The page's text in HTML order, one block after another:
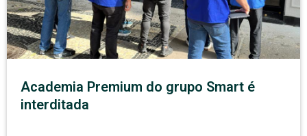
Academia Premium do grupo Smart é
interditada